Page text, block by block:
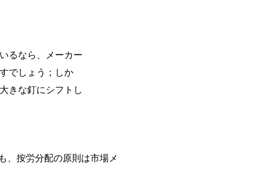
るなら、メーカー
でしょう；しか
きな釘にシフトし
、按労分配の原則は市場メ